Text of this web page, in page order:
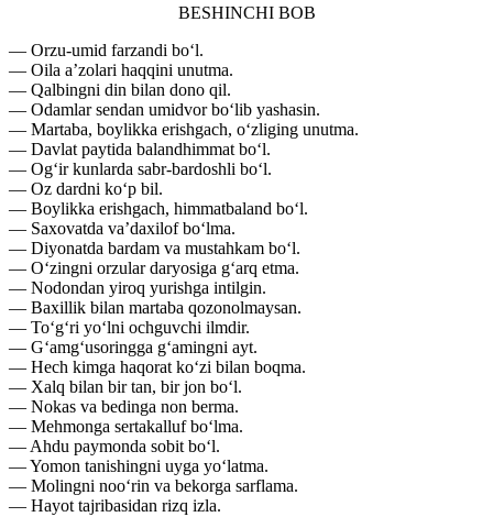
BESHINCHI BOB
— Orzu-umid farzandi bo‘l.
— Oila a’zolari haqqini unutma.
— Qalbingni din bilan dono qil.
— Odamlar sendan umidvor bo‘lib yashasin.
— Martaba, boylikka erishgach, o‘zliging unutma.
— Davlat paytida balandhimmat bo‘l.
— Og‘ir kunlarda sabr-bardoshli bo‘l.
— Oz dardni ko‘p bil.
— Boylikka erishgach, himmatbaland bo‘l.
— Saxovatda va’daxilof bo‘lma.
— Diyonatda bardam va mustahkam bo‘l.
— O‘zingni orzular daryosiga g‘arq etma.
— Nodondan yiroq yurishga intilgin.
— Baxillik bilan martaba qozonolmaysan.
— To‘g‘ri yo‘lni ochguvchi ilmdir.
— G‘amg‘usoringga g‘amingni ayt.
— Hech kimga haqorat ko‘zi bilan boqma.
— Xalq bilan bir tan, bir jon bo‘l.
— Nokas va bedinga non berma.
— Mehmonga sertakalluf bo‘lma.
— Ahdu paymonda sobit bo‘l.
— Yomon tanishingni uyga yo‘latma.
— Molingni noo‘rin va bekorga sarflama.
— Hayot tajribasidan rizq izla.